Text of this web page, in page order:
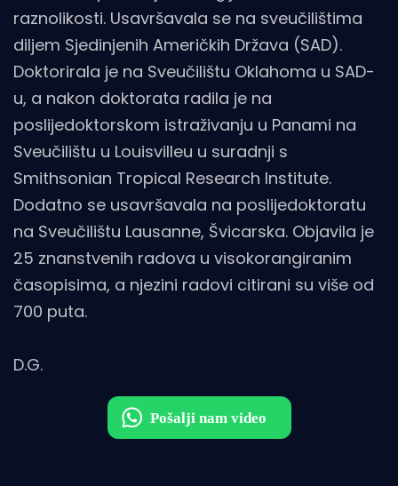
raznolikosti. Usavršavala se na sveučilištima
diljem Sjedinjenih Američkih Država (SAD).
Doktorirala je na Sveučilištu Oklahoma u SAD-
u, a nakon doktorata radila je na
poslijedoktorskom istraživanju u Panami na
Sveučilištu u Louisvilleu u suradnji s
Smithsonian Tropical Research Institute.
Dodatno se usavršavala na poslijedoktoratu
na Sveučilištu Lausanne, Švicarska. Objavila je
25 znanstvenih radova u visokorangiranim
časopisima, a njezini radovi citirani su više od
700 puta.
D.G.